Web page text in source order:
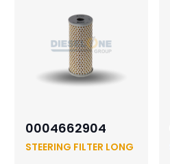
0004662904
STEERING FILTER LONG